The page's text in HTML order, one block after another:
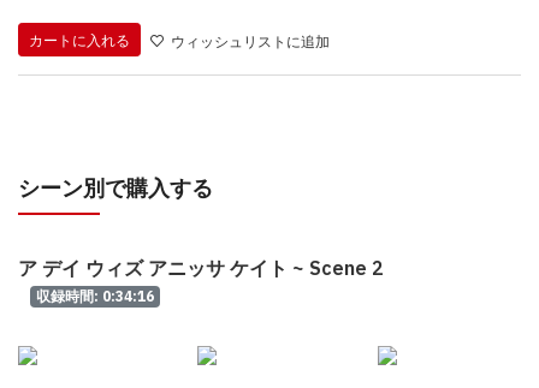
カートに入れる ウィッシュリストに追加
シーン別で購入する
ア デイ ウィズ アニッサ ケイト ~ Scene 2
収録時間: 0:34:16